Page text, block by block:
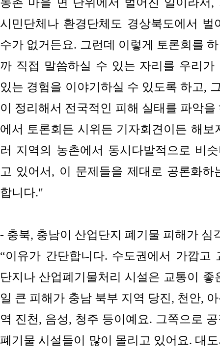
시민단체나 환경단체도 경상북도에서 벌
수가 없거든요. 그런데 이렇게 토론회를
까 직접 말씀하실 수 있는 자리를 우리가
있는 경험을 이야기하실 수 있도록 하고,
이 정리해서 전국적인 피해 실태를 파악
에서 토론회든 시위든 기자회견이든 해보
러 지역의 농촌에서 동시다발적으로 비
고 있어서, 이 문제들을 제대로 공론화하
합니다."
- 충북, 충남이 산업단지 폐기물 피해가 심
“이유가 간단합니다. 수도권에서 가깝고
단지나 산업폐기물처리 시설은 교통이 좋
일 큰 피해가 충남 북부 지역 당진, 천안,
역 진천, 음성, 청주 등이예요. 그쪽으로
폐기물 시설들이 많이 몰리고 있어요. 대